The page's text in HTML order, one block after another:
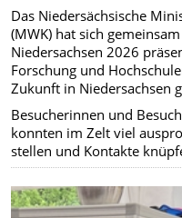
Das Niedersächsische
(MWK) hat sich
Niedersachsen 2026
Forschung und
Zukunft in Niedersachsen
Besucherinnen und
konnten im Zelt viel
stellen und Kontakte